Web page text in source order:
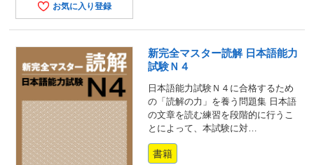
お気に入り登録
新完全マスター読解 日本語能力
試験Ｎ４
日本語能力試験Ｎ４に合格するため
の「読解の力」を養う問題集 日本語
の文章を読む練習を段階的に行うこ
とによって、本試験に対…
書籍